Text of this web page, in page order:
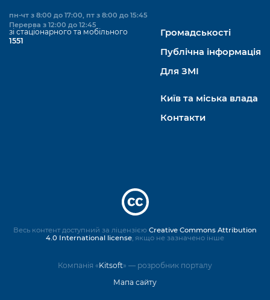
пн-чт з 8:00 до 17:00, пт з 8:00 до 15:45
Перерва з 12:00 до 12:45
зі стаціонарного та мобільного
1551
Громадськості
Публічна інформація
Для ЗМІ
Київ та міська влада
Контакти
Компанія «Kitsoft» — розробник порталу
Мапа сайту
Весь контент доступний за ліцензією Creative Commons Attribution
4.0 International license , якщо не зазначено інше